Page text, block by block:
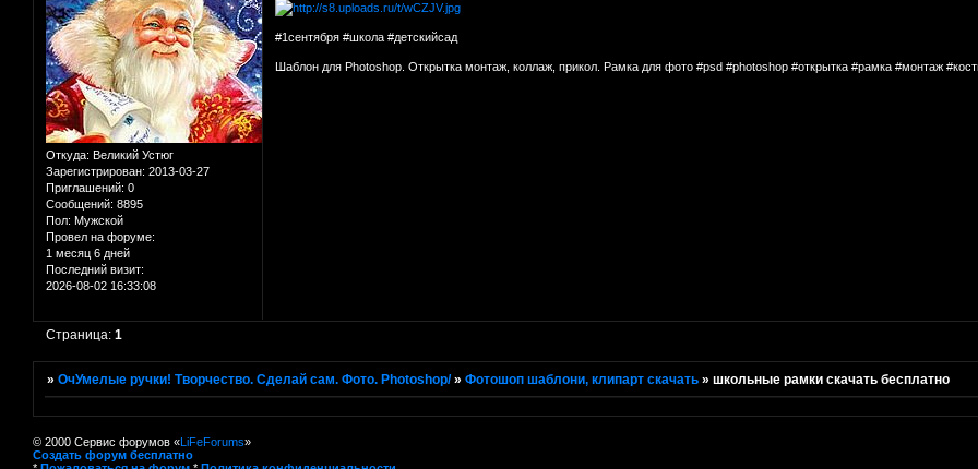
Откуда: Великий Устюг
Зарегистрирован: 2013-03-27
Приглашений: 0
Сообщений: 8895
Пол: Мужской
Провел на форуме:
1 месяц 6 дней
Последний визит:
2026-08-02 16:33:08
#1сентября #школа #детскийсад
Шаблон для Photoshop. Открытка монтаж, коллаж, прикол. Рамка для фото #psd #photoshop #открытка #рамка #монтаж
Страница:1
»ОчУмелые ручки! Творчество. Сделай сам. Фото. Photoshop/ »Фотошоп шаблони, клипарт скачать »школьные рамки скачать бесплатно
© 2000 Сервис форумов «LiFeForums»
Создать форум бесплатно